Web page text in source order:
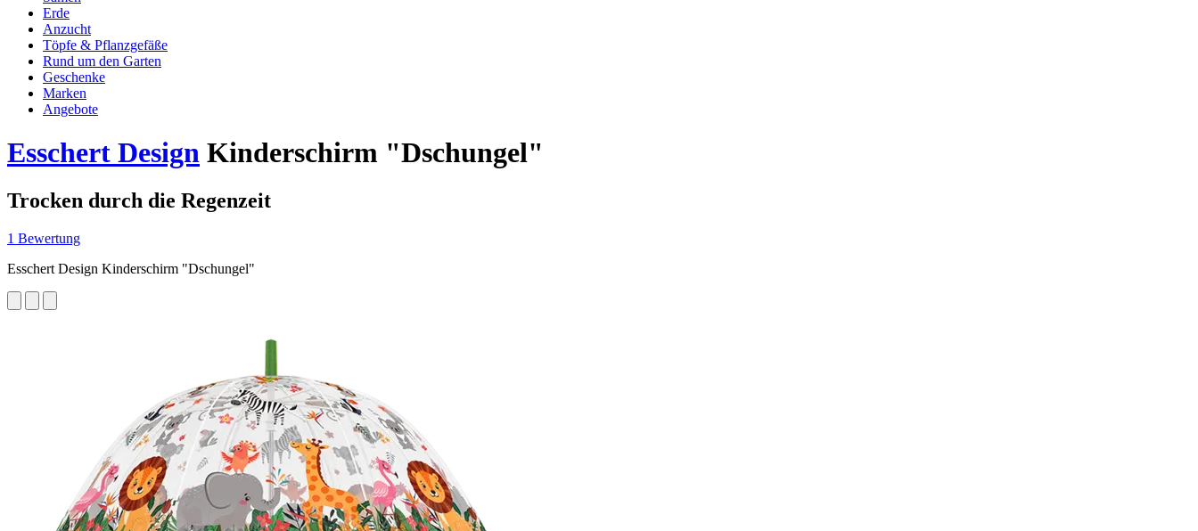
Erde
Anzucht
Töpfe & Pflanzgefäße
Rund um den Garten
Geschenke
Marken
Angebote
Esschert Design Kinderschirm "Dschungel"
Trocken durch die Regenzeit
1 Bewertung
Esschert Design Kinderschirm "Dschungel"